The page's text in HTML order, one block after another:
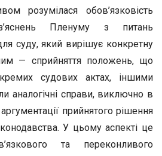
розумілася обов’язковість
Пленуму з питань
суду, який вирішує конкретну
— сприйняття положень, що
судових актах, іншими
аналогічні справи, виключно в
прийнятого рішення
У цьому аспекті це
та переконливого